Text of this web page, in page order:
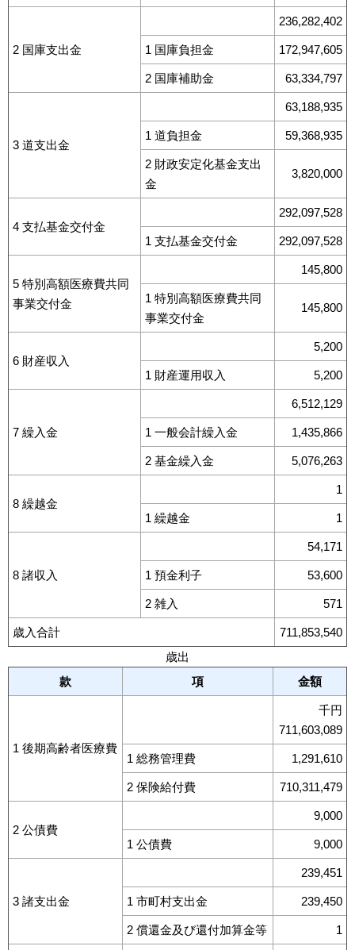
2 国庫支出金
236,282,402
1 国庫負担金 172,947,605
2 国庫補助金 63,334,797
3 道支出金
63,188,935
1 道負担金 59,368,935
2 財政安定化基金支出
金
3,820,000
4 支払基金交付金
292,097,528
1 支払基金交付金 292,097,528
5 特別高額医療費共同
事業交付金
145,800
1 特別高額医療費共同
事業交付金
145,800
6 財産収入
5,200
1 財産運用収入 5,200
7 繰入金
6,512,129
1 一般会計繰入金 1,435,866
2 基金繰入金 5,076,263
8 繰越金
1
1 繰越金 1
8 諸収入
54,171
1 預金利子 53,600
2 雑入 571
歳入合計
711,853,540
歳出
款
項 金額
1 後期高齢者医療費
千円
711,603,089
1 総務管理費 1,291,610
2 保険給付費 710,311,479
2 公債費
9,000
1 公債費 9,000
3 諸支出金
239,451
1 市町村支出金 239,450
2 償還金及び還付加算金等 1